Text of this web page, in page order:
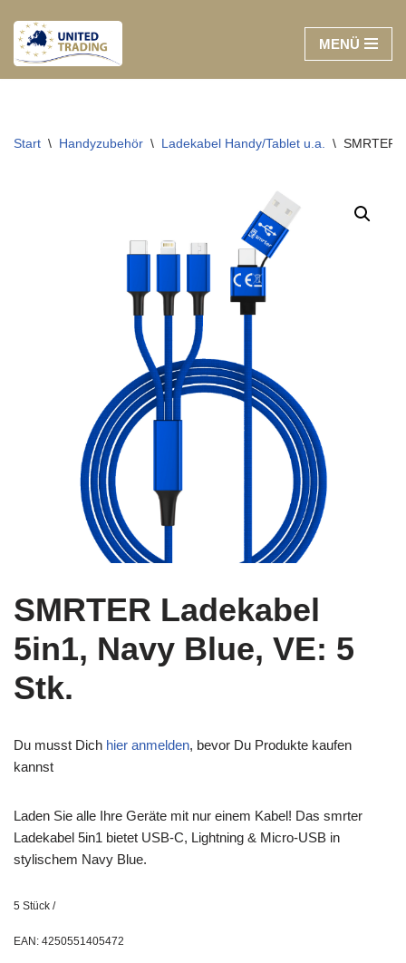
Zum
Inhalt
MENÜ
Start \ Handyzubehör \ Ladekabel Handy/Tablet u.a. \ SMRTER
SMRTER Ladekabel
5in1, Navy Blue, VE: 5
Stk.
Du musst Dich hier anmelden, bevor Du Produkte kaufen
kannst
Laden Sie alle Ihre Geräte mit nur einem Kabel! Das smrter
Ladekabel 5in1 bietet USB-C, Lightning & Micro-USB in
stylischem Navy Blue.
5 Stück /
EAN: 4250551405472